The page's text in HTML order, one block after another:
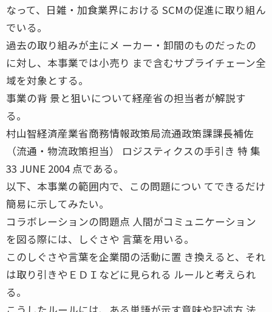
なって、日雑・加食業界における SCMの促進に取り組ん
でいる。
過去の取り組みが主にメ ーカー・卸間のものだったの
に対し、本事業では小売り まで含むサプライチェーン全
域を対象とする。
事業の背 景と狙いについて経産省の担当者が解説す
る。
村山智経済産業省商務情報政策局流通政策課課長補佐
（流通・物流政策担当） ロジスティクスの手引き 特 集
33 JUNE 2004 点である。
以下、本事業の範囲内で、この問題につい てできるだけ
簡易に示してみたい。
コラボレーションの問題点 人間がコミュニケーション
を図る際には、しぐさや 言葉を用いる。
このしぐさや言葉を企業間の活動に置 き換えると、それ
は取り引きやＥＤＩなどに見られる ルールと考えられ
る。